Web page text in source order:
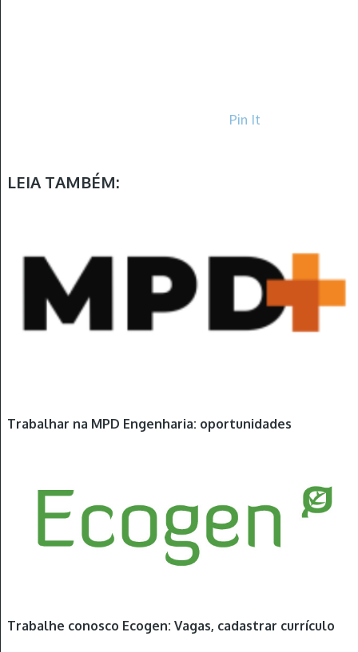
Pin It
LEIA TAMBÉM:
Trabalhar na MPD Engenharia: oportunidades
Trabalhe conosco Ecogen: Vagas, cadastrar currículo